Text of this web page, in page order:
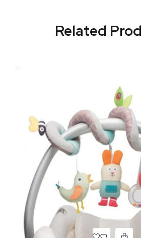
Related